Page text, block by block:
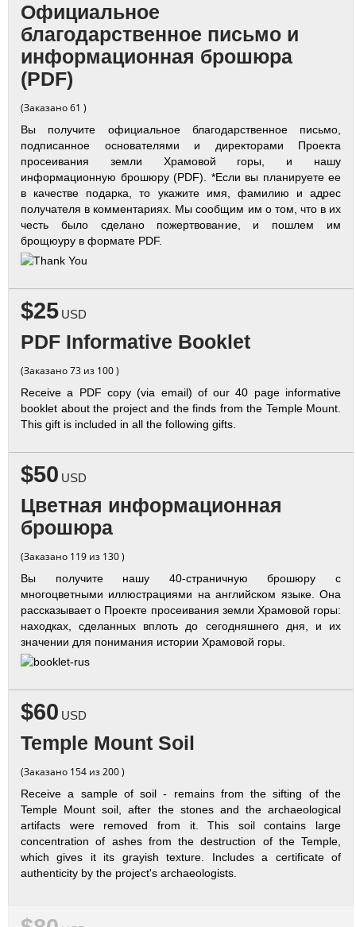
Официальное
благодарственное письмо и
информационная брошюра
(PDF)
(Заказано 61 )
Вы получите официальное благодарственное письмо,
подписанное основателями и директорами Проекта
просеивания земли Храмовой горы, и нашу
информационную брошюру (PDF). *Если вы планируете ее
в качестве подарка, то укажите имя, фамилию и адрес
получателя в комментариях. Мы сообщим им о том, что в их
честь было сделано пожертвование, и пошлем им
брощюуру в формате PDF.
$25 USD
PDF Informative Booklet
(Заказано 73 из 100 )
Receive a PDF copy (via email) of our 40 page informative
booklet about the project and the finds from the Temple Mount.
This gift is included in all the following gifts.
$50 USD
Цветная информационная
брошюра
(Заказано 119 из 130 )
Вы получите нашу 40-страничную брошюру с
многоцветными иллюстрациями на английском языке. Она
рассказывает о Проекте просеивания земли Храмовой горы:
находках, сделанных вплоть до сегодняшнего дня, и их
значении для понимания истории Храмовой горы.
$60 USD
Temple Mount Soil
(Заказано 154 из 200 )
Receive a sample of soil - remains from the sifting of the
Temple Mount soil, after the stones and the archaeological
artifacts were removed from it. This soil contains large
concentration of ashes from the destruction of the Temple,
which gives it its grayish texture. Includes a certificate of
authenticity by the project's archaeologists.